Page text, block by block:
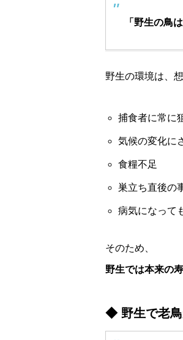
「野生の鳥
野生の環境は、
捕食者に常に
気候の変化に
食糧不足
巣立ち直後の
病気になって
そのため、
野生では本来の
◆ 野生で老鳥